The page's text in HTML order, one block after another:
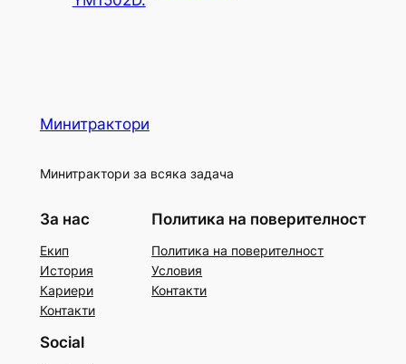
Минитрактори
Минитрактори за всяка задача
За нас
Екип
История
Кариери
Контакти
Политика на поверителност
Политика на поверителност
Условия
Контакти
Social